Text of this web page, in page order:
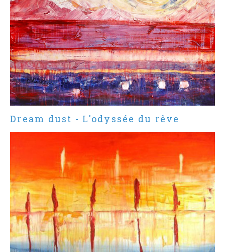
Dream dust - L'odyssée du rêve